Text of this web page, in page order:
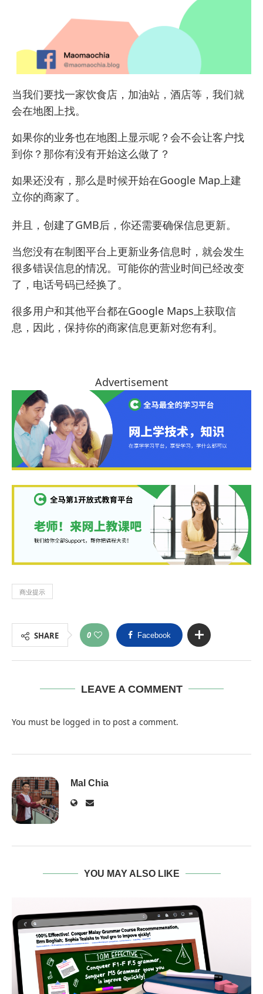
当我们要找一家饮食店，加油站，酒店等，我们就
会在地图上找。
如果你的业务也在地图上显示呢？会不会让客户找
到你？那你有没有开始这么做了？
如果还没有，那么是时候开始在Google Map上建
立你的商家了。
并且，创建了GMB后，你还需要确保信息更新。
当您没有在制图平台上更新业务信息时，就会发生
很多错误信息的情况。可能你的营业时间已经改变
了，电话号码已经换了。
很多用户和其他平台都在Google Maps上获取信
息，因此，保持你的商家信息更新对您有利。
Advertisement
商业提示
SHARE 0 Facebook
LEAVE A COMMENT
You must be logged in to post a comment.
Mal Chia
YOU MAY ALSO LIKE